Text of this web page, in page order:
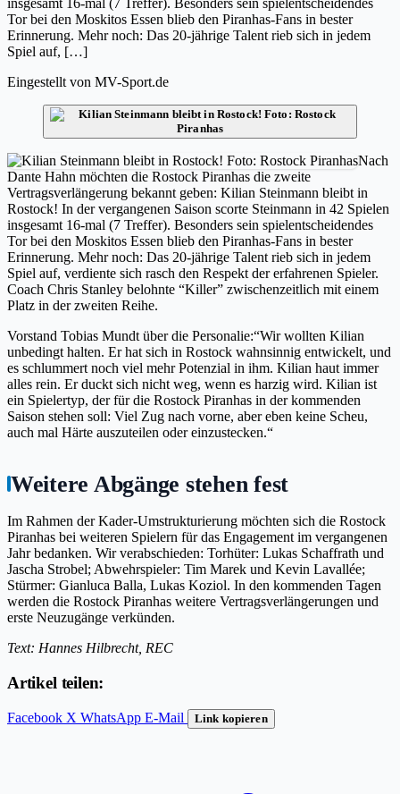
Tor bei den Moskitos Essen blieb den Piranhas-Fans in bester
Erinnerung. Mehr noch: Das 20-jährige Talent rieb sich in jedem
Spiel auf, […]
Eingestellt von MV-Sport.de
Nach
Dante Hahn möchten die Rostock Piranhas die zweite
Vertragsverlängerung bekannt geben: Kilian Steinmann bleibt in
Rostock! In der vergangenen Saison scorte Steinmann in 42 Spielen
insgesamt 16-mal (7 Treffer). Besonders sein spielentscheidendes
Tor bei den Moskitos Essen blieb den Piranhas-Fans in bester
Erinnerung. Mehr noch: Das 20-jährige Talent rieb sich in jedem
Spiel auf, verdiente sich rasch den Respekt der erfahrenen Spieler.
Coach Chris Stanley belohnte “Killer” zwischenzeitlich mit einem
Platz in der zweiten Reihe.
Vorstand Tobias Mundt über die Personalie:“Wir wollten Kilian
unbedingt halten. Er hat sich in Rostock wahnsinnig entwickelt, und
es schlummert noch viel mehr Potenzial in ihm. Kilian haut immer
alles rein. Er duckt sich nicht weg, wenn es harzig wird. Kilian ist
ein Spielertyp, der für die Rostock Piranhas in der kommenden
Saison stehen soll: Viel Zug nach vorne, aber eben keine Scheu,
auch mal Härte auszuteilen oder einzustecken.“
Weitere Abgänge stehen fest
Im Rahmen der Kader-Umstrukturierung möchten sich die Rostock
Piranhas bei weiteren Spielern für das Engagement im vergangenen
Jahr bedanken. Wir verabschieden: Torhüter: Lukas Schaffrath und
Jascha Strobel; Abwehrspieler: Tim Marek und Kevin Lavallée;
Stürmer: Gianluca Balla, Lukas Koziol. In den kommenden Tagen
werden die Rostock Piranhas weitere Vertragsverlängerungen und
erste Neuzugänge verkünden.
Text: Hannes Hilbrecht, REC
Artikel teilen:
Facebook X WhatsApp E-Mail Link kopieren